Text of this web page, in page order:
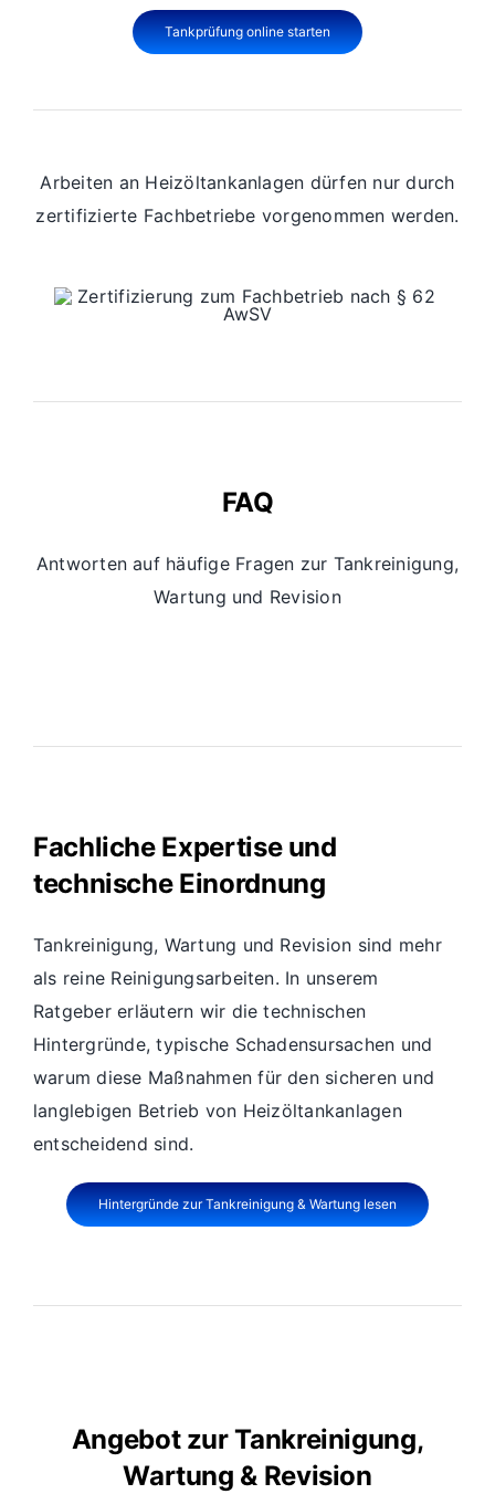
Tankprüfung online starten
Arbeiten an Heizöltankanlagen dürfen nur durch
zertifizierte Fachbetriebe vorgenommen werden.
FAQ
Antworten auf häufige Fragen zur Tankreinigung,
Wartung und Revision
Fachliche Expertise und
technische Einordnung
Tankreinigung, Wartung und Revision sind mehr
als reine Reinigungsarbeiten. In unserem
Ratgeber erläutern wir die technischen
Hintergründe, typische Schadensursachen und
warum diese Maßnahmen für den sicheren und
langlebigen Betrieb von Heizöltankanlagen
entscheidend sind.
Hintergründe zur Tankreinigung & Wartung lesen
Angebot zur Tankreinigung,
Wartung & Revision